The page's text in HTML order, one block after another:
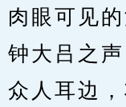
肉眼可见
钟大吕之
众人耳边